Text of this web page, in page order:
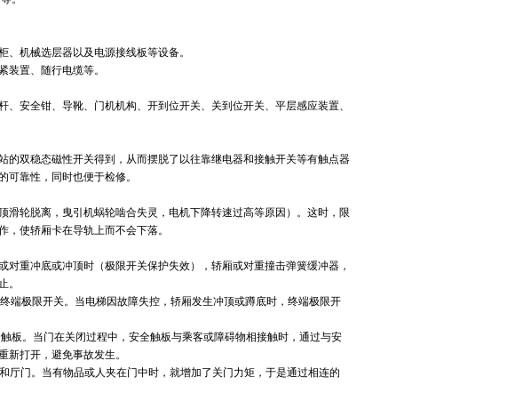
机械选层器以及电源接线板等设备。
装置、随行电缆等。
安全钳、导靴、门机机构、开到位开关、关到位开关、平层感应装置、
双稳态磁性开关得到，从而摆脱了以往靠继电器和接触开关等有触点器
靠性，同时也便于检修。
轮脱离，曳引机蜗轮啮合失灵，电机下降转速过高等原因）。这时，限
使轿厢卡在导轨上而不会下落。
重冲底或冲顶时（极限开关保护失效），轿厢或对重撞击弹簧缓冲器，
。
端极限开关。当电梯因故障失控，轿厢发生冲顶或蹲底时，终端极限开
板。当门在关闭过程中，安全触板与乘客或障碍物相接触时，通过与安
打开，避免事故发生。
厅门。当有物品或人夹在门中时，就增加了关门力矩，于是通过相连的